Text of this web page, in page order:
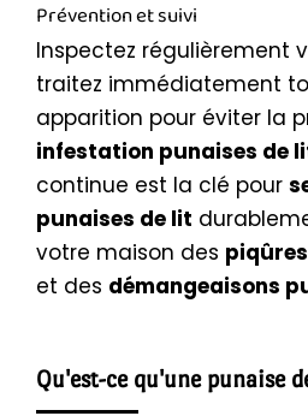
Prévention et suivi
Inspectez régulièrement
traitez immédiatement
apparition pour éviter la
infestation punaises de
continue est la clé pour
punaises de lit
votre maison des
et des démangeaisons
Qu'est-ce qu'une punaise